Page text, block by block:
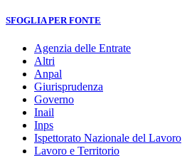
SFOGLIA PER FONTE
Agenzia delle Entrate
Altri
Anpal
Giurisprudenza
Governo
Inail
Inps
Ispettorato Nazionale del Lavoro
Lavoro e Territorio